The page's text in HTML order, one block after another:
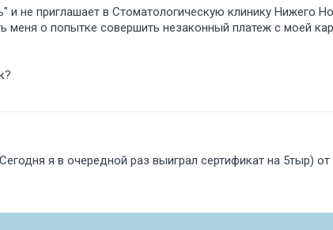
и не приглашает в Стоматологическую клинику Нижего
меня о попытке совершить незаконный платеж с моей
я в очередной раз выиграл сертификат на 5тыр) от